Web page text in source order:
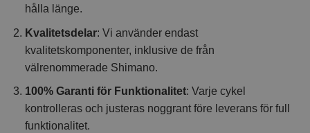
hålla länge.
Kvalitetsdelar: Vi använder endast
kvalitetskomponenter, inklusive de från
välrenommerade Shimano.
100% Garanti för Funktionalitet: Varje cykel
kontrolleras och justeras noggrant före leverans för full
funktionalitet.